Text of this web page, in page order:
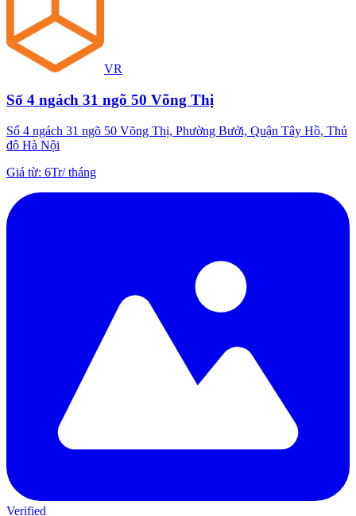
VR
Số 4 ngách 31 ngõ 50 Võng Thị
Số 4 ngách 31 ngõ 50 Võng Thị, Phường Bưởi, Quận Tây Hồ, Thủ
đô Hà Nội
Giá từ: 6Tr/tháng
Verified